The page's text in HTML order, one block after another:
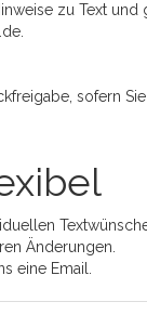
zu Text
sofern
Änderungen.
eine Email.